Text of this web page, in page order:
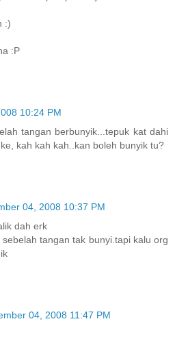
:)
:P
10:24 PM
tangan berbunyik...tepuk kat dahi
kah kah kah..kan boleh bunyik tu?
04, 2008 10:37 PM
dah erk
tangan tak bunyi.tapi kalu org
04, 2008 11:47 PM